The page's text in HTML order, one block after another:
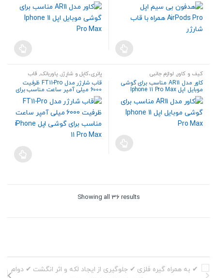
کیف و کاور, لوازم جانبی
کاور مدل AR11 مناسب برای گوشی
موبایل اپل Iphone 11 Pro Max
باتری،کابل و شارژر,پاوربانک, قاب
گوشی ,کیف و کاور ,لوازم جانبیقاب شارژر مدل FT11-Pro ظرفیت
6000 میلی آمپر ساعت مناسب برای
گوشی اپل iPhone 11 Pro Max
Showing all 36 results